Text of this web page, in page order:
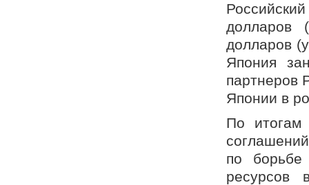
долларов
долларов
Япония
партнеров
Японии в
По итогам
по борьбе
ресурсов